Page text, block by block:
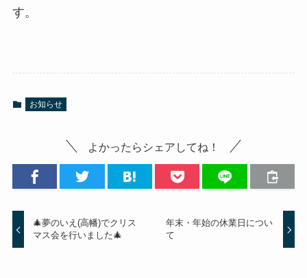
す。
お知らせ
よかったらシェアしてね！
🎄夢のいえ(高幡)でクリス
マス会を行いました🎄
年末・年始の休業日につい
て